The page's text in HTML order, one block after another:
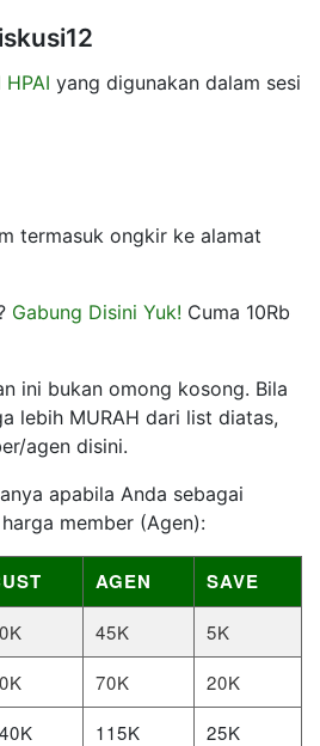
yang digunakan dalam sesi
termasuk ongkir ke alamat
Gabung Disini Yuk! Cuma 10Rb
ini bukan omong kosong. Bila
lebih MURAH dari list diatas,
agen disini.
apabila Anda sebagai
member (Agen):
AGEN SAVE
45K
5K
70K
20K
115K 25K